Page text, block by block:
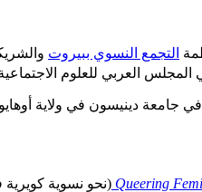
التجمع النسوي ببيروت
العربي للعلوم الاجتماعية منذ
دينيسون في ولاية أوهايو في
Queering (نحو نسوية كويرية في